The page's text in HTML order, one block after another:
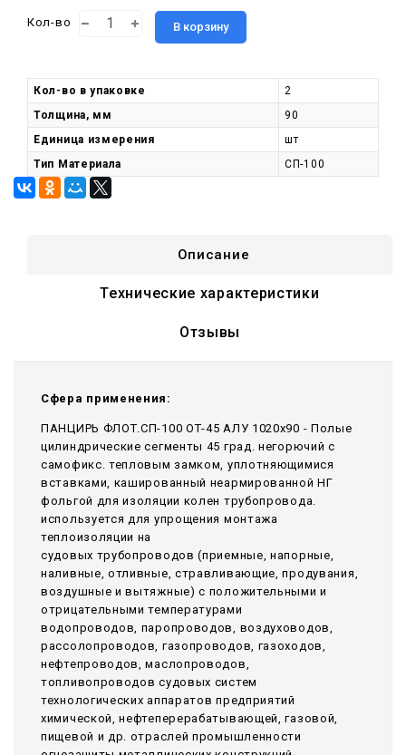
Кол-во В корзину
Кол-во в упаковке
2
Толщина, мм
90
Единица измерения
шт
Тип Материала
СП-100
Описание
Технические характеристики
Отзывы
Сфера применения:
ПАНЦИРЬ ФЛОТ.СП-100 ОТ-45 АЛУ 1020x90 - Полые
цилиндрические сегменты 45 град. негорючий c
самофикс. тепловым замком, уплотняющимися
вставками, кашированный неармированной НГ
фольгой для изоляции колен трубопровода.
используется для упрощения монтажа
теплоизоляции на
судовых трубопроводов (приемные, напорные,
наливные, отливные, стравливающие, продувания,
воздушные и вытяжные) с положительными и
отрицательными температурами
водопроводов, паропроводов, воздуховодов,
рассолопроводов, газопроводов, газоходов,
нефтепроводов, маслопроводов,
топливопроводов судовых систем
технологических аппаратов предприятий
химической, нефтеперерабатывающей, газовой,
пищевой и др. отраслей промышленности